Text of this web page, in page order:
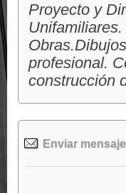
Proyecto y
Obras.
profesional.
construcción
Enviar